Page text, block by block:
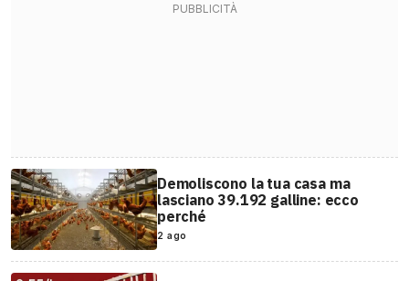
Demoliscono la tua casa ma
lasciano 39.192 galline: ecco
perché
2 ago